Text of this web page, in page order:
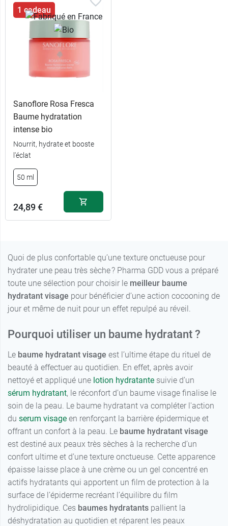
1 cadeau
Sanoflore Rosa Fresca
Baume hydratation
intense bio
Nourrit, hydrate et booste
l'éclat
50 ml
24,89 €
Quoi de plus confortable qu’une texture onctueuse pour
hydrater une peau très sèche ? Pharma GDD vous a préparé
toute une sélection pour choisir le meilleur baume
hydratant visage pour bénéficier d’une action cocooning de
jour et même de nuit pour un effet repulpé au réveil.
Pourquoi utiliser un baume hydratant ?
Le baume hydratant visage est l’ultime étape du rituel de
beauté à effectuer au quotidien. En effet, après avoir
nettoyé et appliqué une lotion hydratante suivie d’un
sérum hydratant, le réconfort d’un baume visage finalise le
soin de la peau. Le baume hydratant va compléter l'action
du serum visage en renforçant la barrière épidermique et
offrant un confort à la peau. Le baume hydratant visage
est destiné aux peaux très sèches à la recherche d’un
confort ultime et d’une texture onctueuse. Cette apparence
épaisse laisse place à une crème ou un gel concentré en
actifs hydratants qui apportent un film de protection à la
surface de l’épiderme recréant l’équilibre du film
hydrolipidique. Ces baumes hydratants pallient la
déshydratation au quotidien et réparent les peaux